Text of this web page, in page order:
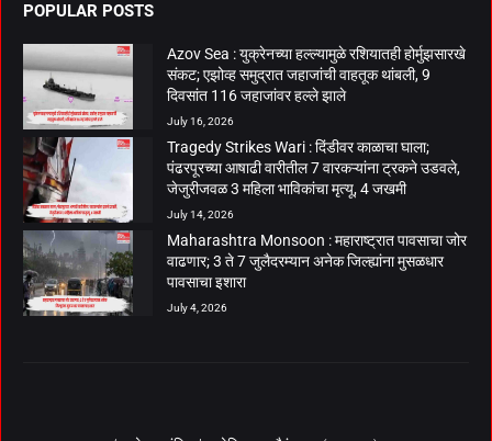
POPULAR POSTS
Azov Sea : युक्रेनच्या हल्ल्यामुळे रशियातही होर्मुझसारखे
संकट; एझोव्ह समुद्रात जहाजांची वाहतूक थांबली, 9
दिवसांत 116 जहाजांवर हल्ले झाले
July 16, 2026
Tragedy Strikes Wari : दिंडीवर काळाचा घाला;
पंढरपूरच्या आषाढी वारीतील 7 वारकऱ्यांना ट्रकने उडवले,
जेजुरीजवळ 3 महिला भाविकांचा मृत्यू, 4 जखमी
July 14, 2026
Maharashtra Monsoon : महाराष्ट्रात पावसाचा जोर
वाढणार; 3 ते 7 जुलैदरम्यान अनेक जिल्ह्यांना मुसळधार
पावसाचा इशारा
July 4, 2026